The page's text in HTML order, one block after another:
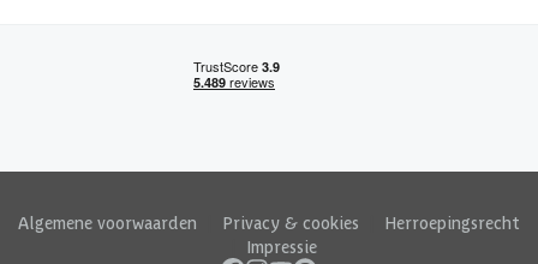
Algemene voorwaarden Privacy & cookies
Herroepingsrecht
Impressie